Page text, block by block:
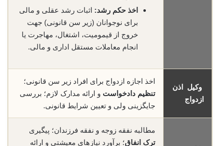
اخذ حکم رشد: اثبات رشد عقلی و مالی
برای نوجوانان (زیر سن قانونی) جهت
خروج از قیمومیت، اشتغال، مهاجرت یا
انجام معاملات مستقل اداری و مالی.
وکیل اذن
ازدواج
اخذ اجازه ازدواج برای افراد زیر سن قانونی؛
تنظیم دادخواست و ارائه مدارک لازم؛ بررسی
جایگزینی ولی و تعیین شرایط قانونی.
مطالبه نفقه زوجه و نفقه فرزندان؛ پیگیری
ترک انفاق؛ برآورد نیازهای معیشتی و ارائه